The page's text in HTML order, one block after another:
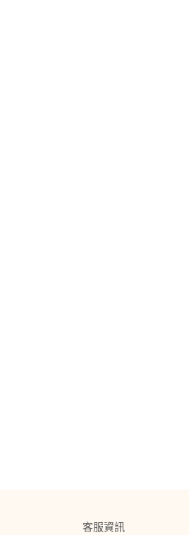
客服資訊